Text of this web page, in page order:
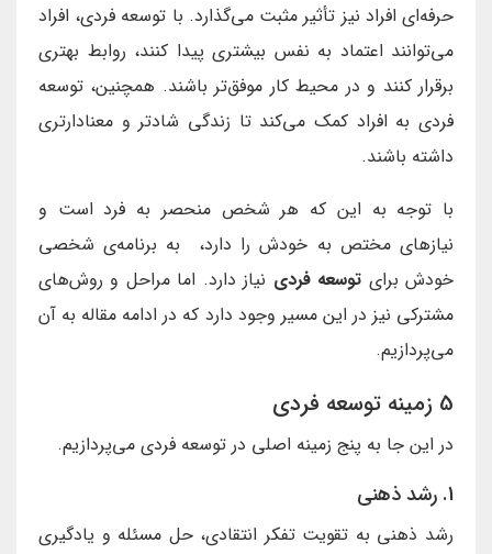
حرفه‌ای افراد نیز تأثیر مثبت می‌گذارد. با توسعه فردی، افراد
می‌توانند اعتماد به نفس بیشتری پیدا کنند، روابط بهتری
برقرار کنند و در محیط کار موفق‌تر باشند. همچنین، توسعه
فردی به افراد کمک می‌کند تا زندگی شادتر و معنادارتری
داشته باشند.
با توجه به این که هر شخص منحصر به فرد است و
نیازهای مختص به خودش را دارد، به برنامه‌ی شخصی
خودش برای توسعه فردی نیاز دارد. اما مراحل و روش‌های
مشترکی نیز در این مسیر وجود دارد که در ادامه مقاله به آن
می‌پردازیم.
5 زمینه توسعه فردی
در این جا به پنج زمینه اصلی در توسعه فردی می‌پردازیم.
1. رشد ذهنی
رشد ذهنی به تقویت تفکر انتقادی، حل مسئله و یادگیری